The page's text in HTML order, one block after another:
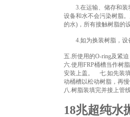
3.在运输、储存和装填
设备和水不会污染树脂
的水)，所有接触树脂的
4.如为换装树脂，设
五.所使用的O-ring及紧
六.使用FRP桶槽当作树
安装上盖。 七.如先装填
动桶槽以松动树脂，再
八.树脂装填完并接上管
18兆超纯水